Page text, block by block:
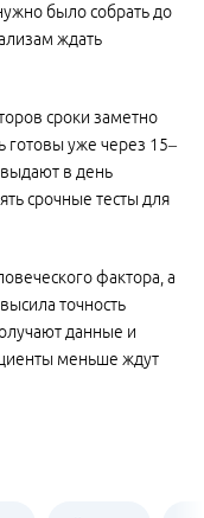
было собрать до
ждать
сроки заметно
готовы уже через 15–
в день
срочные тесты для
фактора, а
точность
данные и
меньше ждут